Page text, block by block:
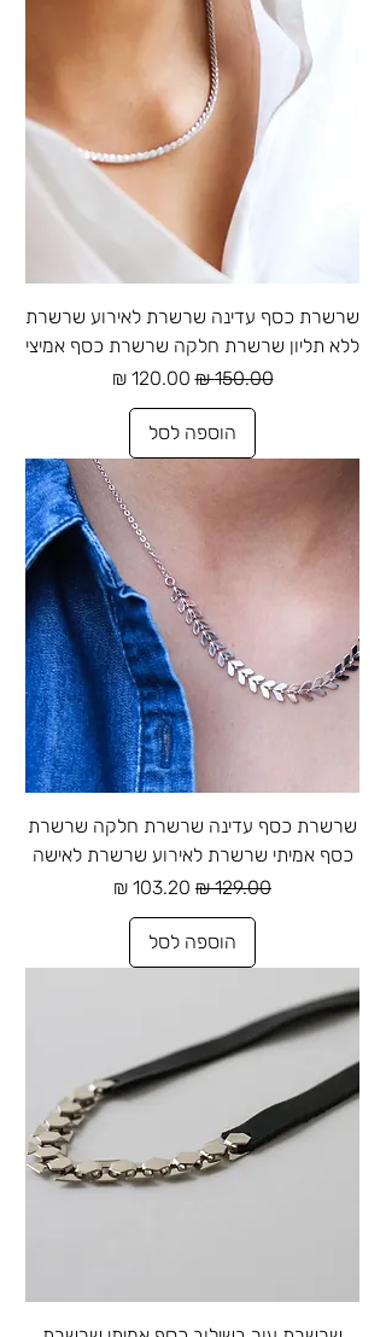
שרשרת כסף עדינה שרשרת לאירוע שרשרת
ללא תליון שרשרת חלקה שרשרת כסף אמיצי
מחיר רגיל‏150.00 ‏₪ מחיר מבצע
הוספה לסל
שרשרת כסף עדינה שרשרת חלקה שרשרת
כסף אמיתי שרשרת לאירוע שרשרת לאישה
מחיר רגיל מחיר מבצע
הוספה לסל